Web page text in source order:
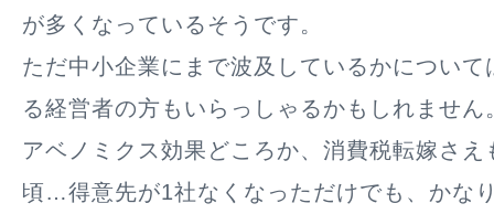
が多くなっているそうです。
ただ中小企業にまで波及しているかについ
る経営者の方もいらっしゃるかもしれません
アベノミクス効果どころか、消費税転嫁さ
頃…得意先が1社なくなっただけでも、かな